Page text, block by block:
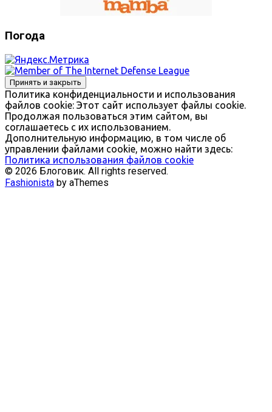
Погода
Политика конфиденциальности и использования
файлов сookie: Этот сайт использует файлы cookie.
Продолжая пользоваться этим сайтом, вы
соглашаетесь с их использованием.
Дополнительную информацию, в том числе об
управлении файлами cookie, можно найти здесь:
Политика использования файлов cookie
© 2026 Блоговик. All rights reserved.
Fashionista by aThemes